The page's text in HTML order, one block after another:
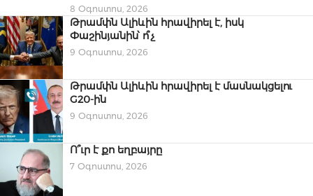
8 Օգոստոս, 2026
Թրամփն Ալիևին հրավիրել է, իսկ
Փաշինյանին՝ ո՞չ
9 Օգոստոս, 2026
Թրամփն Ալիևին հրավիրել է մասնակցելու
G20-ին
9 Օգոստոս, 2026
Ո՞ւր է քո եղբայրը
7 Օգոստոս, 2026